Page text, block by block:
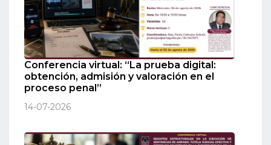
Conferencia virtual: “La prueba digital:
obtención, admisión y valoración en el
proceso penal”
14-07-2026